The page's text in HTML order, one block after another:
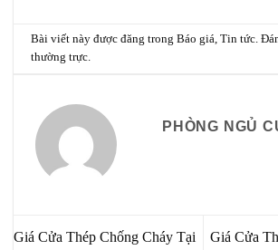
Bài viết này được đăng trongBáo giá,Tin tức.
thường trực.
PHÒNG NGỦ
Giá Cửa Thép Chống Cháy Tại
Giá Cửa